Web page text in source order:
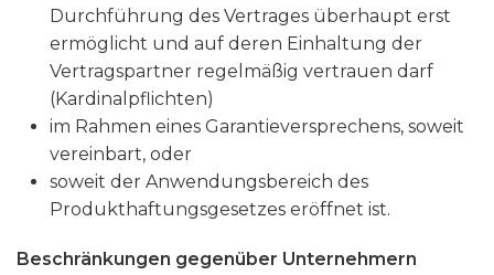
Durchführung des Vertrages überhaupt erst
ermöglicht und auf deren Einhaltung der
Vertragspartner regelmäßig vertrauen darf
(Kardinalpflichten)
im Rahmen eines Garantieversprechens, soweit
vereinbart, oder
soweit der Anwendungsbereich des
Produkthaftungsgesetzes eröffnet ist.
Beschränkungen gegenüber Unternehmern